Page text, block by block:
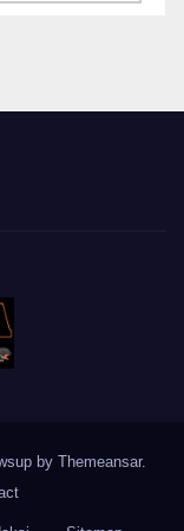
by Themeansar.